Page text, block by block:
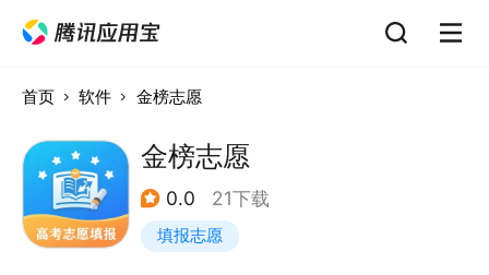
首页 软件 金榜志愿
金榜志愿
0.0 21下载
填报志愿